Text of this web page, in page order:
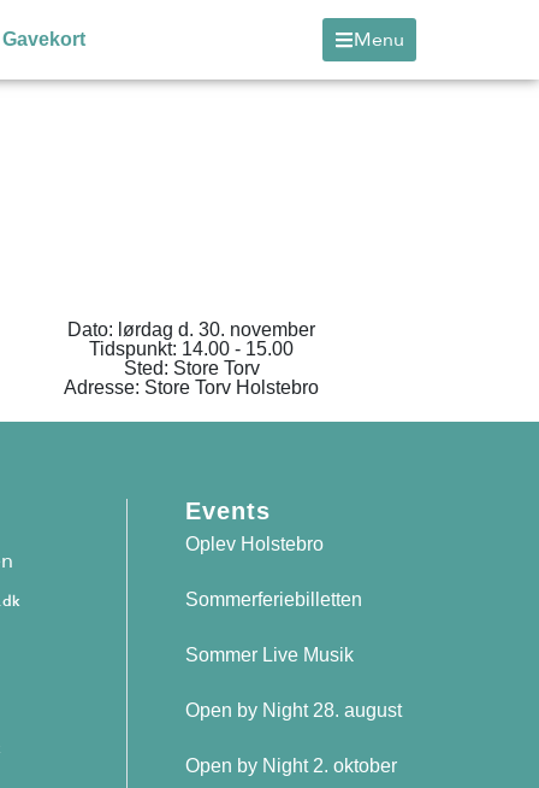
Gavekort Menu
Dato: lørdag d. 30. november
Tidspunkt: 14.00 - 15.00
Sted: Store Torv
Adresse: Store Torv Holstebro
Events
Oplev Holstebro
Sommerferiebilletten
Sommer Live Musik
Open by Night 28. august
Open by Night 2. oktober